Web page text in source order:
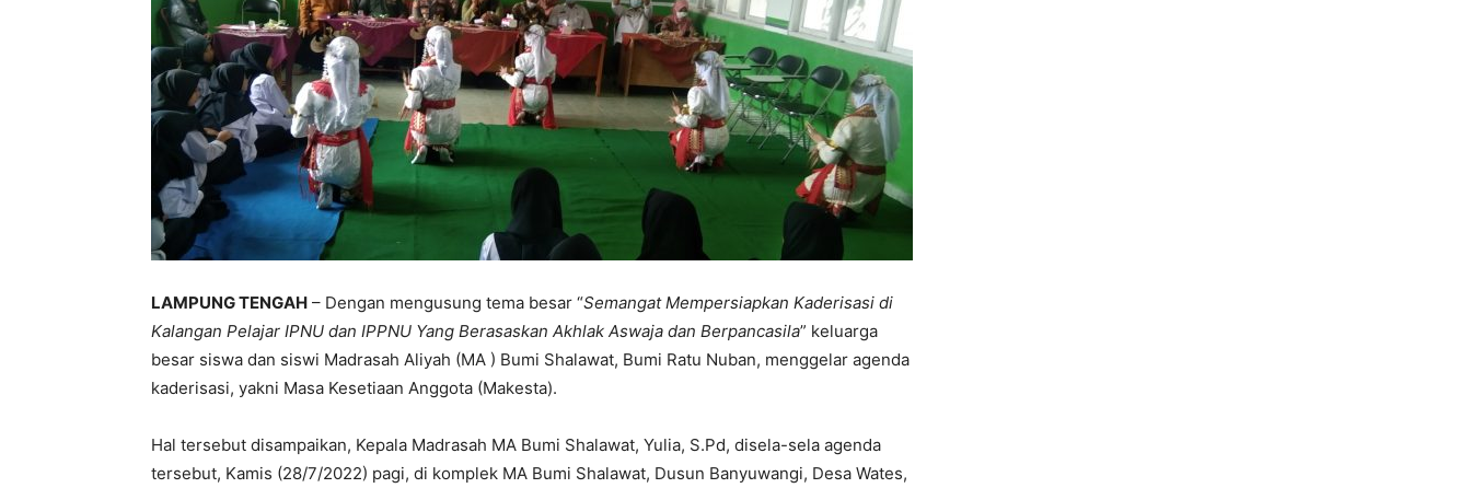
LAMPUNG TENGAH – Dengan mengusung tema besar “Semangat Mempersiapkan Kaderisasi di
Kalangan Pelajar IPNU dan IPPNU Yang Berasaskan Akhlak Aswaja dan Berpancasila” keluarga
besar siswa dan siswi Madrasah Aliyah (MA ) Bumi Shalawat, Bumi Ratu Nuban, menggelar agenda
kaderisasi, yakni Masa Kesetiaan Anggota (Makesta).
Hal tersebut disampaikan, Kepala Madrasah MA Bumi Shalawat, Yulia, S.Pd, disela-sela agenda
tersebut, Kamis (28/7/2022) pagi, di komplek MA Bumi Shalawat, Dusun Banyuwangi, Desa Wates,